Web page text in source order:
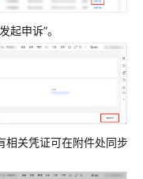
起申诉”。
相关凭证可在附件处同步